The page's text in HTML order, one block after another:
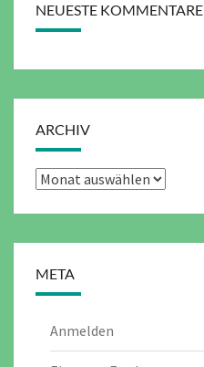
NEUESTE KOMMENTARE
ARCHIV
Archiv
META
Anmelden